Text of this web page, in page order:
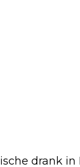
drank in